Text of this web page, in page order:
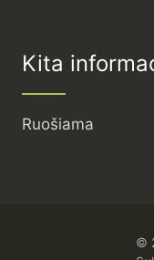
Kita
Ruošiama
©